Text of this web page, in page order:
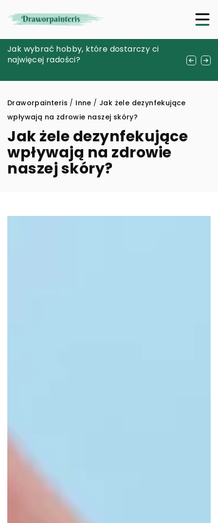
Jak sterowanie roletami za pomocą
smartfona może zwiększyć komfort
Jak wybrać hobby, które dostarczy ci
najwięcej radości?
Jakie są kluczowe funkcje nowoczesnych
systemów alarmowych w ochronie domów
Draworpainteris / Inne / Jak żele dezynfekujące
wpływają na zdrowie naszej skóry?
Jak żele dezynfekujące
wpływają na zdrowie
naszej skóry?